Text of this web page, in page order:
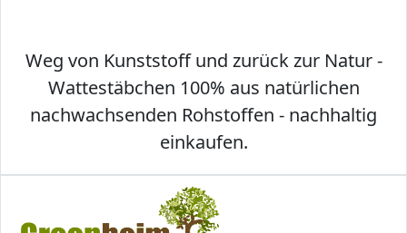
Weg von Kunststoff und zurück zur Natur -
Wattestäbchen 100% aus natürlichen
nachwachsenden Rohstoffen - nachhaltig
einkaufen.